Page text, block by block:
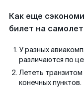
Как еще
билет на
У разных
различаются по
Лететь
конечных пунктов.